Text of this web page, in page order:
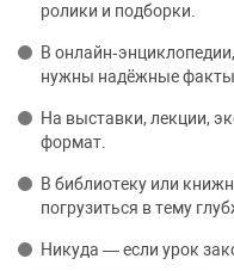
ролики и подборки.
В
нужны надёжные факты.
На выставки, лекции,
формат.
В библиотеку или
погрузиться в тему
Никуда — если урок